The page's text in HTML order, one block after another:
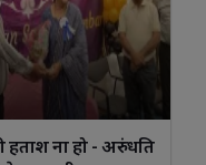
को लेकर प्रखंड विकास
का लाभ उठाने की अपील
से रिहाई , जमानत
ना हो - अरुंधति